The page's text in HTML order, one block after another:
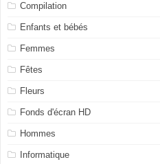
Compilation
Enfants et bébés
Femmes
Fêtes
Fleurs
Fonds d'écran HD
Hommes
Informatique